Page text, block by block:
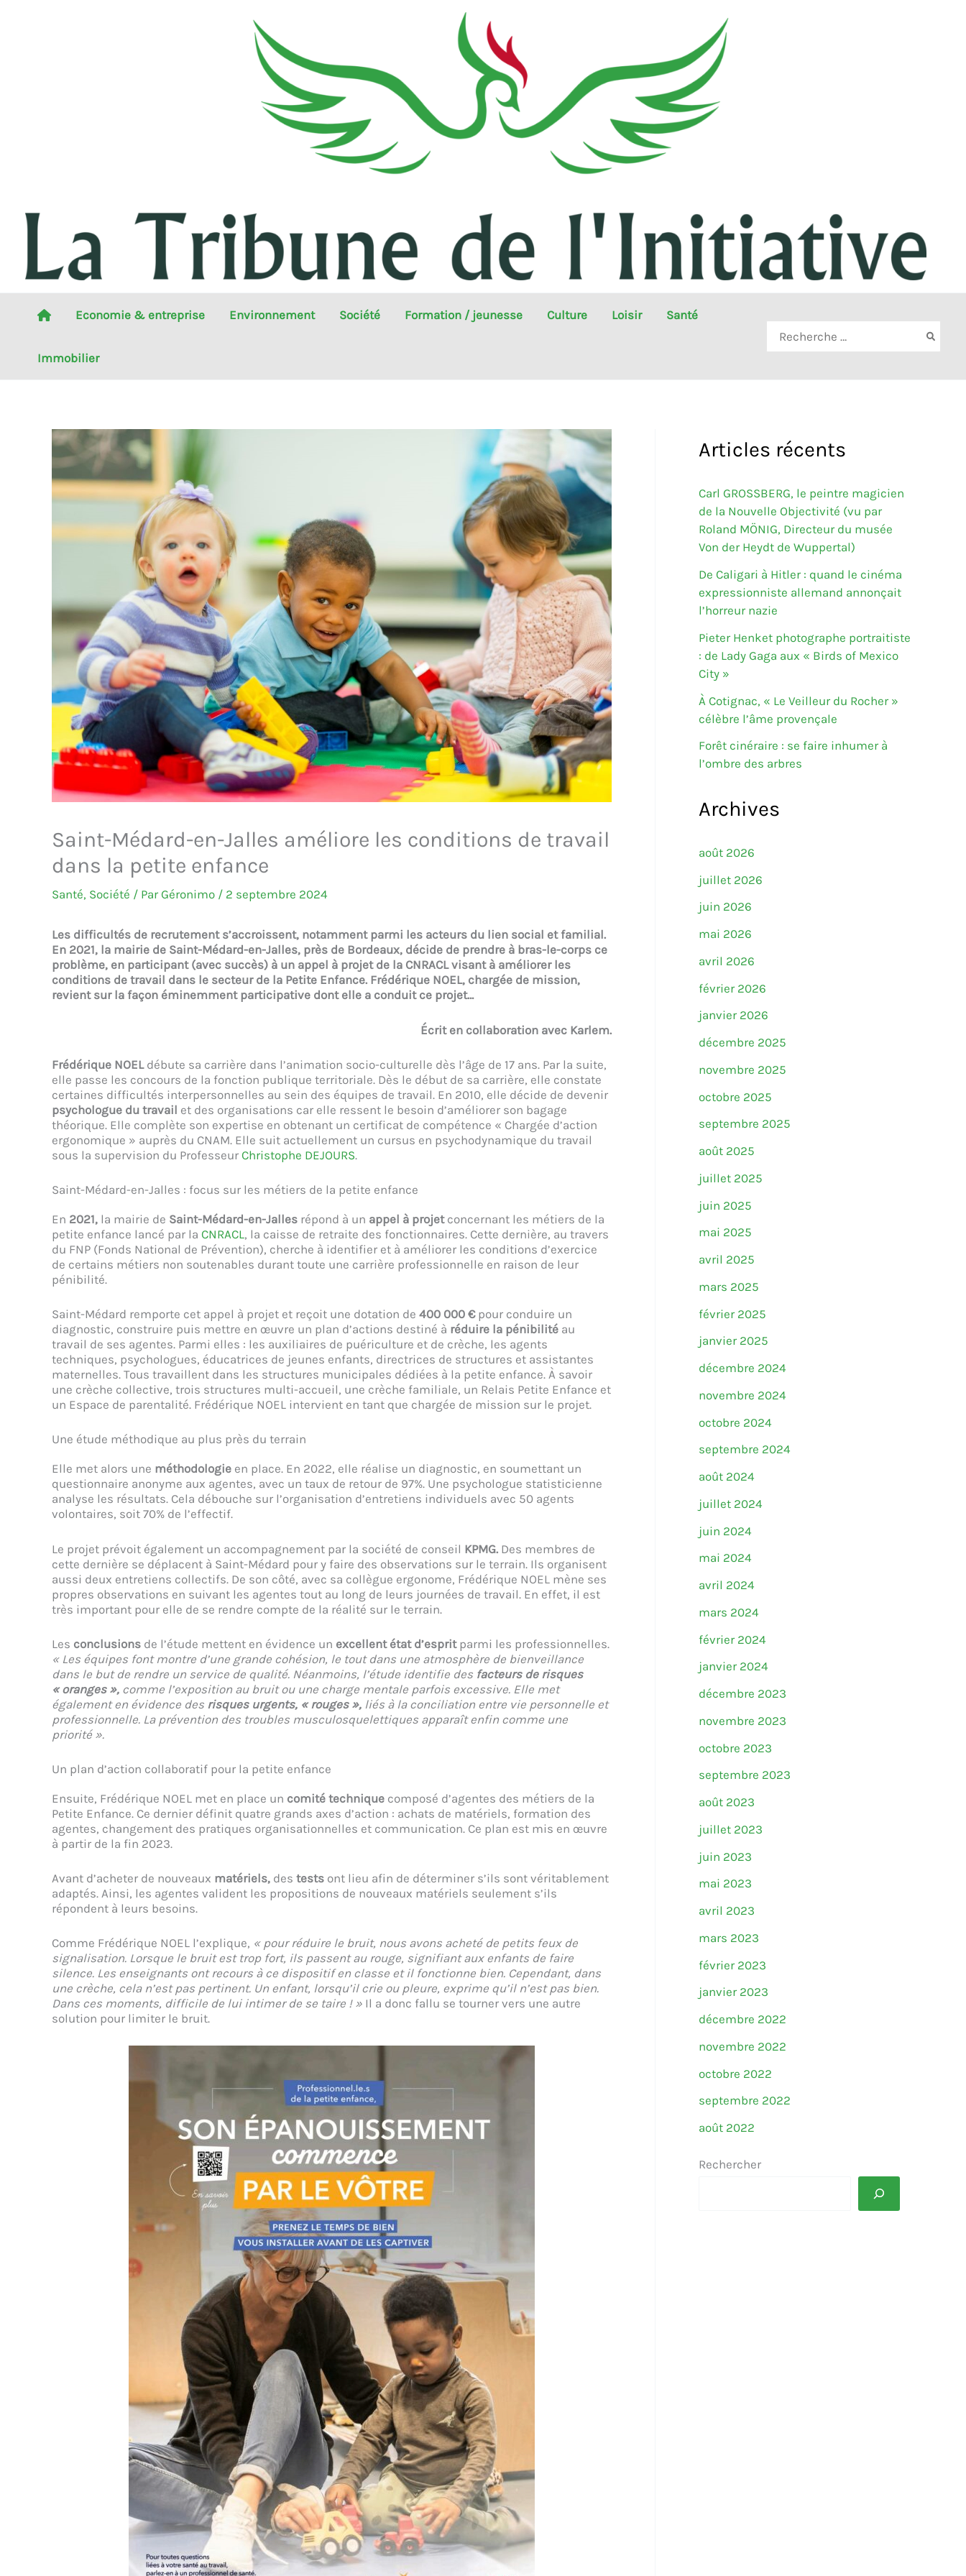
Economie & entreprise Environnement Société Formation / jeunesse Culture Loisir Santé
Immobilier
Saint-Médard-en-Jalles améliore les conditions de travail
dans la petite enfance
Santé, Société / Par Géronimo / 2 septembre 2024
Les difficultés de recrutement s’accroissent, notamment parmi les acteurs du lien social et familial.
En 2021, la mairie de Saint-Médard-en-Jalles, près de Bordeaux, décide de prendre à bras-le-corps ce
problème, en participant (avec succès) à un appel à projet de la CNRACL visant à améliorer les
conditions de travail dans le secteur de la Petite Enfance. Frédérique NOEL, chargée de mission,
revient sur la façon éminemment participative dont elle a conduit ce projet…
Écrit en collaboration avec Karlem.
Frédérique NOELdébute sa carrière dans l’animation socio-culturelle dès l’âge de 17 ans. Par la suite,
elle passe les concours de la fonction publique territoriale. Dès le début de sa carrière, elle constate
certaines difficultés interpersonnelles au sein des équipes de travail. En 2010, elle décide de devenir
psychologue du travail et des organisations car elle ressent le besoin d’améliorer son bagage
théorique. Elle complète son expertise en obtenant un certificat de compétence « Chargée d’action
ergonomique » auprès du CNAM. Elle suit actuellement un cursus en psychodynamique du travail
sous la supervision du Professeur Christophe DEJOURS.
Saint-Médard-en-Jalles : focus sur les métiers de la petite enfance
En 2021, la mairie de Saint-Médard-en-Jalles répond à un appel à projetconcernant les métiers de la
petite enfance lancé par la CNRACL, la caisse de retraite des fonctionnaires. Cette dernière, au travers
du FNP (Fonds National de Prévention), cherche à identifier et à améliorer les conditions d’exercice
de certains métiers non soutenables durant toute une carrière professionnelle en raison de leur
pénibilité.
Saint-Médard remporte cet appel à projet et reçoit une dotation de 400 000 €pour conduire un
diagnostic, construire puis mettre en œuvre un plan d’actions destiné à réduire la pénibilité au
travail de ses agentes. Parmi elles : les auxiliaires de puériculture et de crèche, les agents
techniques, psychologues, éducatrices de jeunes enfants, directrices de structures et assistantes
maternelles. Tous travaillent dans les structures municipales dédiées à la petite enfance. À savoir
une crèche collective, trois structures multi-accueil, une crèche familiale, un Relais Petite Enfance et
un Espace de parentalité. Frédérique NOEL intervient en tant que chargée de mission sur le projet.
Une étude méthodique au plus près du terrain
Elle met alors une méthodologie en place. En 2022, elle réalise un diagnostic, en soumettant un
questionnaire anonyme aux agentes, avec un taux de retour de 97%. Une psychologue statisticienne
analyse les résultats. Cela débouche sur l’organisation d’entretiens individuels avec 50 agents
volontaires, soit 70% de l’effectif.
Le projet prévoit également un accompagnement par la société de conseil KPMG. Des membres de
cette dernière se déplacent à Saint-Médard pour y faire des observations sur le terrain. Ils organisent
aussi deux entretiens collectifs. De son côté, avec sa collègue ergonome, Frédérique NOEL mène ses
propres observations en suivant les agentes tout au long de leurs journées de travail. En effet, il est
très important pour elle de se rendre compte de la réalité sur le terrain.
Les conclusions de l’étude mettent en évidence un excellent état d’espritparmi les professionnelles.
« Les équipes font montre d’une grande cohésion, le tout dans une atmosphère de bienveillance
dans le but de rendre un service de qualité. Néanmoins, l’étude identifie des facteurs de risques
« oranges », comme l’exposition au bruit ou une charge mentale parfois excessive. Elle met
également en évidence des risques urgents, « rouges », liés à la conciliation entre vie personnelle et
professionnelle. La prévention des troubles musculosquelettiques apparaît enfin comme une
priorité ».
Un plan d’action collaboratif pour la petite enfance
Ensuite, Frédérique NOEL met en place un comité technique composé d’agentes des métiers de la
Petite Enfance. Ce dernier définit quatre grands axes d’action : achats de matériels, formation des
agentes, changement des pratiques organisationnelles et communication. Ce plan est mis en œuvre
à partir de la fin 2023.
Avant d’acheter de nouveaux matériels, des tests ont lieu afin de déterminer s’ils sont véritablement
adaptés. Ainsi, les agentes valident les propositions de nouveaux matériels seulement s’ils
répondent à leurs besoins.
Comme Frédérique NOEL l’explique, « pour réduire le bruit, nous avons acheté de petits feux de
signalisation. Lorsque le bruit est trop fort, ils passent au rouge, signifiant aux enfants de faire
silence. Les enseignants ont recours à ce dispositif en classe et il fonctionne bien. Cependant, dans
une crèche, cela n’est pas pertinent. Un enfant, lorsqu’il crie ou pleure, exprime qu’il n’est pas bien.
Dans ces moments, difficile de lui intimer de se taire ! » Il a donc fallu se tourner vers une autre
solution pour limiter le bruit.
Articles récents
Carl GROSSBERG, le peintre magicien
de la Nouvelle Objectivité (vu par
Roland MÖNIG, Directeur du musée
Von der Heydt de Wuppertal)
De Caligari à Hitler : quand le cinéma
expressionniste allemand annonçait
l’horreur nazie
Pieter Henket photographe portraitiste
: de Lady Gaga aux « Birds of Mexico
City »
À Cotignac, « Le Veilleur du Rocher »
célèbre l’âme provençale
Forêt cinéraire : se faire inhumer à
l’ombre des arbres
Archives
août 2026
juillet 2026
juin 2026
mai 2026
avril 2026
février 2026
janvier 2026
décembre 2025
novembre 2025
octobre 2025
septembre 2025
août 2025
juillet 2025
juin 2025
mai 2025
avril 2025
mars 2025
février 2025
janvier 2025
décembre 2024
novembre 2024
octobre 2024
septembre 2024
août 2024
juillet 2024
juin 2024
mai 2024
avril 2024
mars 2024
février 2024
janvier 2024
décembre 2023
novembre 2023
octobre 2023
septembre 2023
août 2023
juillet 2023
juin 2023
mai 2023
avril 2023
mars 2023
février 2023
janvier 2023
décembre 2022
novembre 2022
octobre 2022
septembre 2022
août 2022
Rechercher